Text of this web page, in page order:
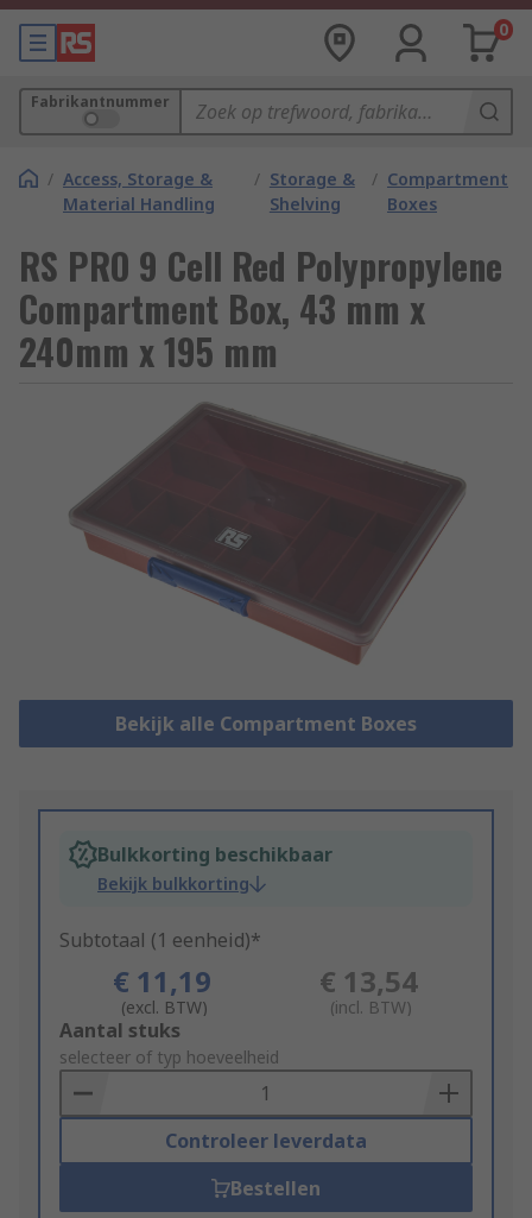
0
Fabrikantnummer
/ Access, Storage &
Material Handling
/ Storage &
Shelving
/ Compartment
Boxes
RS PRO 9 Cell Red Polypropylene
Compartment Box, 43 mm x
240mm x 195 mm
Bekijk alle Compartment Boxes
Bulkkorting beschikbaar
Bekijk bulkkorting
Subtotaal (1 eenheid)*
€ 11,19
(excl. BTW)
€ 13,54
(incl. BTW)
Add
to
Basket
Aantal stuks
selecteer of typ hoeveelheid
Controleer leverdata
Bestellen